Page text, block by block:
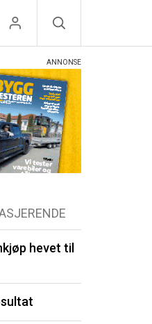
hevet til